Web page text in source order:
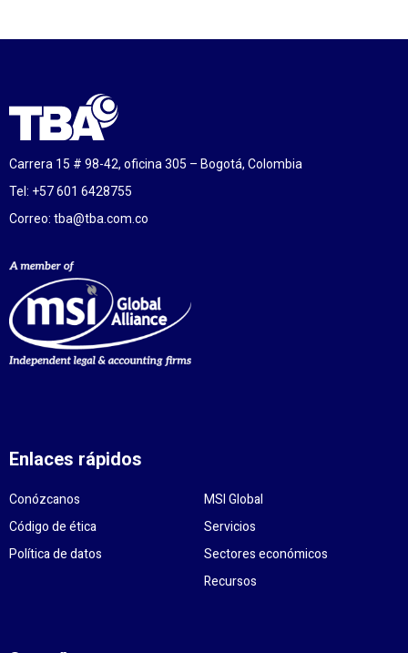
Carrera 15 # 98-42, oficina 305 – Bogotá, Colombia
Tel: +57 601 6428755
Correo: tba@tba.com.co
Enlaces rápidos
Conózcanos
MSI Global
Código de ética
Servicios
Política de datos
Sectores económicos
Recursos